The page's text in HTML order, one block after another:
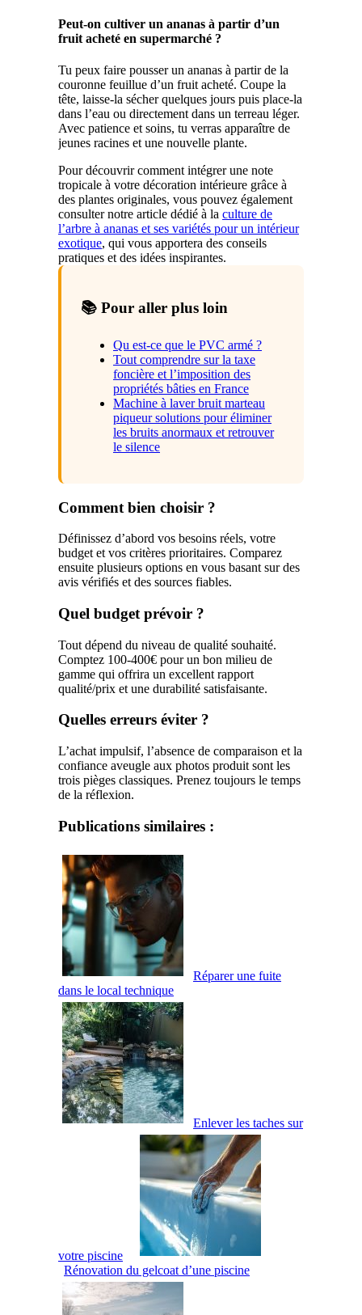
Peut-on cultiver un ananas à partir d’un
fruit acheté en supermarché ?
Tu peux faire pousser un ananas à partir de la
couronne feuillue d’un fruit acheté. Coupe la
tête, laisse-la sécher quelques jours puis place-la
dans l’eau ou directement dans un terreau léger.
Avec patience et soins, tu verras apparaître de
jeunes racines et une nouvelle plante.
Pour découvrir comment intégrer une note
tropicale à votre décoration intérieure grâce à
des plantes originales, vous pouvez également
consulter notre article dédié à la culture de
l’arbre à ananas et ses variétés pour un intérieur
exotique, qui vous apportera des conseils
pratiques et des idées inspirantes.
📚 Pour aller plus loin
Qu est-ce que le PVC armé ?
Tout comprendre sur la taxe
foncière et l’imposition des
propriétés bâties en France
Machine à laver bruit marteau
piqueur solutions pour éliminer
les bruits anormaux et retrouver
le silence
Comment bien choisir ?
Définissez d’abord vos besoins réels, votre
budget et vos critères prioritaires. Comparez
ensuite plusieurs options en vous basant sur des
avis vérifiés et des sources fiables.
Quel budget prévoir ?
Tout dépend du niveau de qualité souhaité.
Comptez 100-400€ pour un bon milieu de
gamme qui offrira un excellent rapport
qualité/prix et une durabilité satisfaisante.
Quelles erreurs éviter ?
L’achat impulsif, l’absence de comparaison et la
confiance aveugle aux photos produit sont les
trois pièges classiques. Prenez toujours le temps
de la réflexion.
Publications similaires :
Réparer une fuite
dans le local technique
Enlever les taches sur
votre piscine
Rénovation du gelcoat d’une piscine